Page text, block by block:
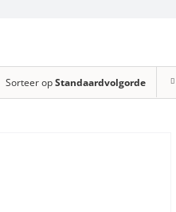
Sorteer opStandaardvolgorde